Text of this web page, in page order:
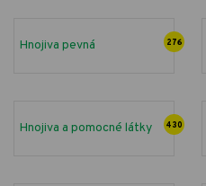
Hnojiva pevná 276
Hnojiva a pomocné látky 430